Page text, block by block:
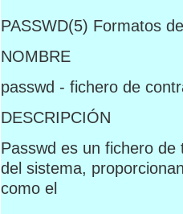
PASSWD(5) Formatos
NOMBRE
passwd - fichero de
DESCRIPCIÓN
Passwd es un fichero
del sistema,
como el